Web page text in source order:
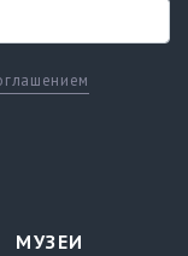
МУЗЕИ